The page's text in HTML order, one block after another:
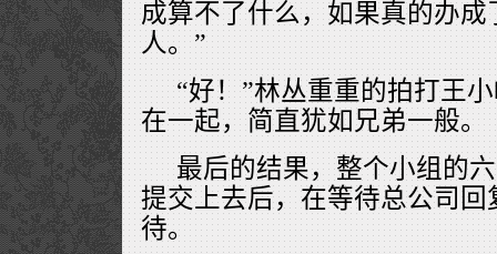
成算不了什么，如果真的办
人。”
“好！”林丛重重的拍打王
在一起，简直犹如兄弟一般。
最后的结果，整个小组的
提交上去后，在等待总公司
待。